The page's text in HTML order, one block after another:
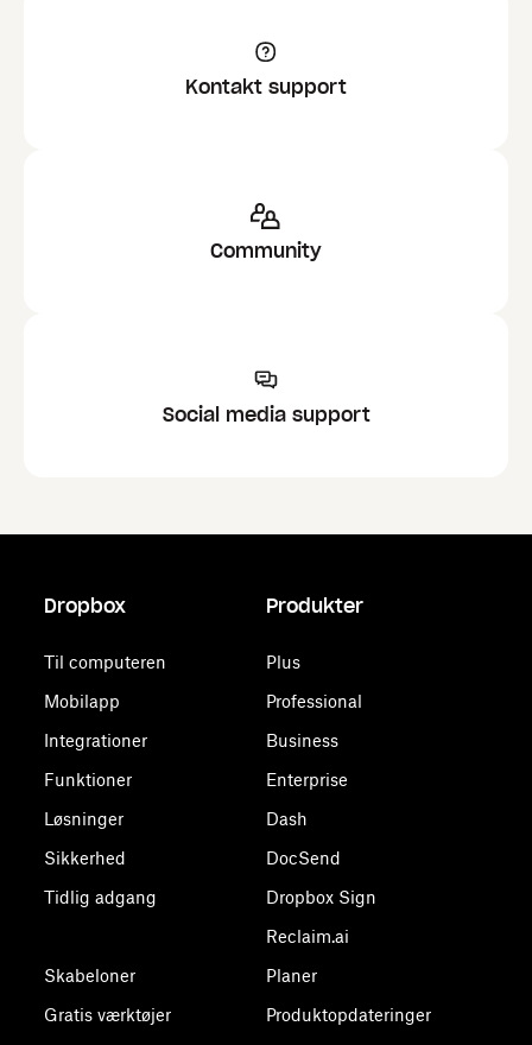
Kontakt support
Community
Social media support
Dropbox
Til computeren
Mobilapp
Integrationer
Funktioner
Løsninger
Sikkerhed
Tidlig adgang
Skabeloner
Gratis værktøjer
Produkter
Plus
Professional
Business
Enterprise
Dash
DocSend
Dropbox Sign
Reclaim.ai
Planer
Produktopdateringer